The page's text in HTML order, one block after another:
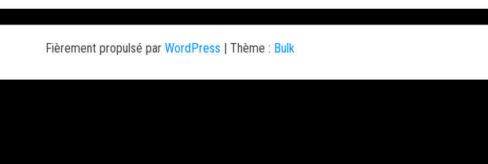
Fièrement propulsé par WordPress | Thème : Bulk